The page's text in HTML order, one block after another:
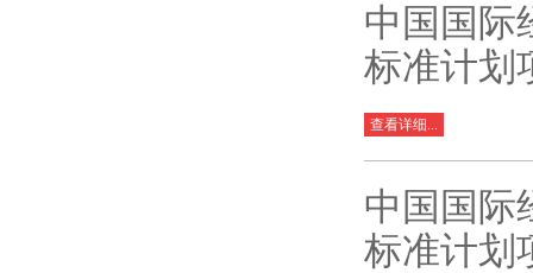
中国国际
标准计划
查看详细...
中国国际
标准计划